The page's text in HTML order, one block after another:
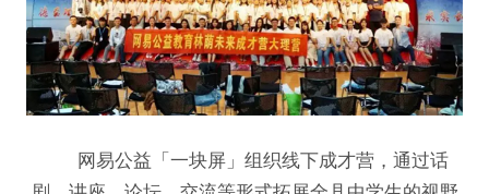
网易公益「一块屏」组织线下成才营，通过话